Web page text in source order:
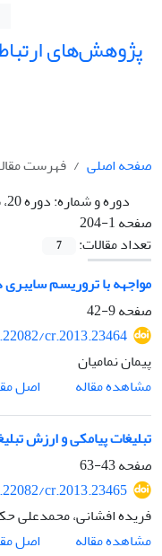
پژوهش‌های
صفحه اصلی
فهرست
دوره و شماره:
صفحه 1-204
تعداد مقالات:
7
مواجهه با تروریسم
صفحه9-42
cr.2013.23464
پیمان نمامیان
مشاهده مقاله
اصل
تبلیغات پیامکی و ارزش
صفحه43-63
cr.2013.23465
فریده افشانی، محمدعلی
مشاهده مقاله
اصل